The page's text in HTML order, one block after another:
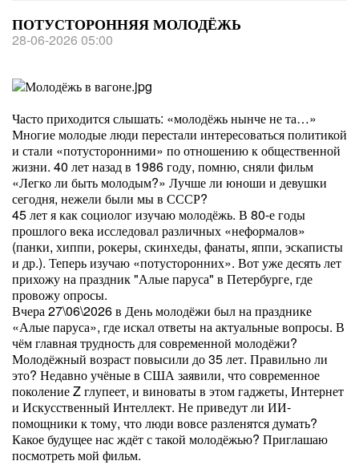
ПОТУСТОРОННЯЯ МОЛОДЁЖЬ
28-06-2026 05:00
Часто приходится слышать: «молодёжь нынче не та…»
Многие молодые люди перестали интересоваться политикой
и стали «потусторонними» по отношению к общественной
жизни. 40 лет назад в 1986 году, помню, сняли фильм
«Легко ли быть молодым?» Лучше ли юноши и девушки
сегодня, нежели были мы в СССР?
45 лет я как социолог изучаю молодёжь. В 80-е годы
прошлого века исследовал различных «неформалов»
(панки, хиппи, рокеры, скинхеды, фанаты, яппи, эскаписты
и др.). Теперь изучаю «потусторонних». Вот уже десять лет
прихожу на праздник "Алые паруса" в Петербурге, где
провожу опросы.
Вчера 27\06\2026 в День молодёжи был на празднике
«Алые паруса», где искал ответы на актуальные вопросы. В
чём главная трудность для современной молодёжи?
Молодёжный возраст повысили до 35 лет. Правильно ли
это? Недавно учёные в США заявили, что современное
поколение Z глупеет, и виноваты в этом гаджеты, Интернет
и Искусственный Интеллект. Не приведут ли ИИ-
помощники к тому, что люди вовсе разленятся думать?
Какое будущее нас ждёт с такой молодёжью? Приглашаю
посмотреть мой фильм.